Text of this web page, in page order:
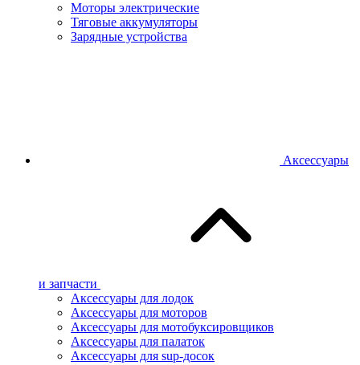
Моторы электрические
Тяговые аккумуляторы
Зарядные устройства
Аксессуары
и запчасти
Аксессуары для лодок
Аксессуары для моторов
Аксессуары для мотобуксировщиков
Аксессуары для палаток
Аксессуары для sup-досок